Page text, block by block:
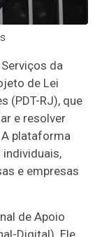
da
de Lei
(PDT-RJ), que
e resolver
plataforma
e empresas
de Apoio
Digital). Ele